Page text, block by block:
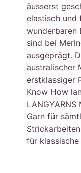
äusserst
elastisch und
wunderbaren
sind bei
ausgeprägt.
australischer
erstklassiger
Know How
LANGYARNS
Garn für
für klassische